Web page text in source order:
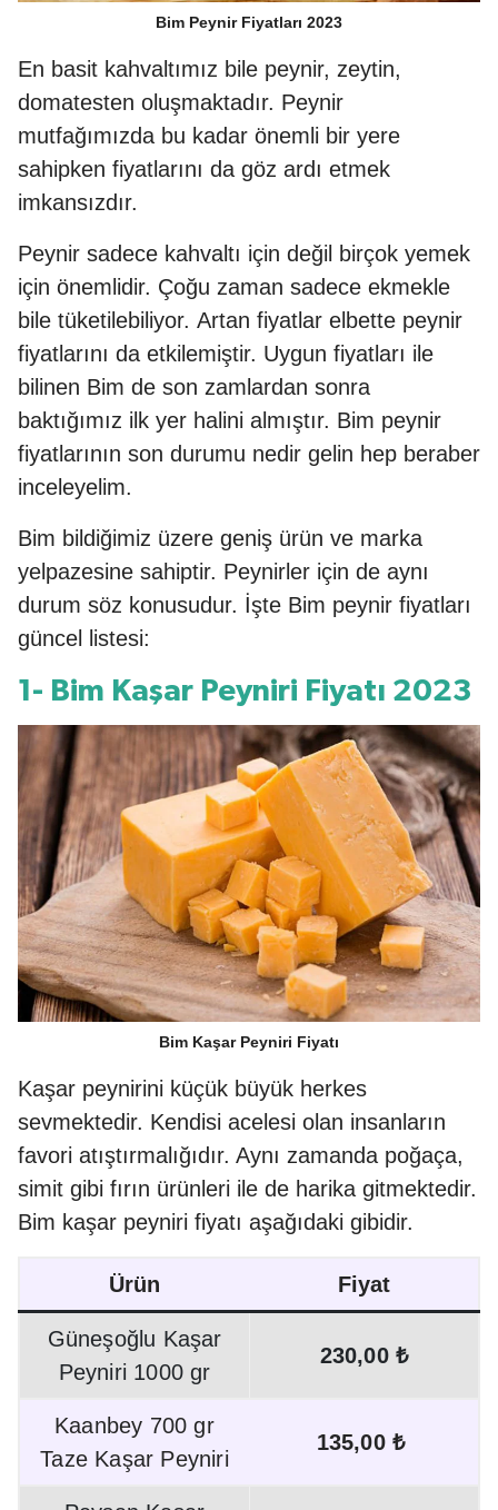
Bim Peynir Fiyatları 2023
En basit kahvaltımız bile peynir, zeytin,
domatesten oluşmaktadır. Peynir
mutfağımızda bu kadar önemli bir yere
sahipken fiyatlarını da göz ardı etmek
imkansızdır.
Peynir sadece kahvaltı için değil birçok yemek
için önemlidir. Çoğu zaman sadece ekmekle
bile tüketilebiliyor. Artan fiyatlar elbette peynir
fiyatlarını da etkilemiştir. Uygun fiyatları ile
bilinen Bim de son zamlardan sonra
baktığımız ilk yer halini almıştır. Bim peynir
fiyatlarının son durumu nedir gelin hep beraber
inceleyelim.
Bim bildiğimiz üzere geniş ürün ve marka
yelpazesine sahiptir. Peynirler için de aynı
durum söz konusudur. İşte Bim peynir fiyatları
güncel listesi:
1- Bim Kaşar Peyniri Fiyatı 2023
Bim Kaşar Peyniri Fiyatı
Kaşar peynirini küçük büyük herkes
sevmektedir. Kendisi acelesi olan insanların
favori atıştırmalığıdır. Aynı zamanda poğaça,
simit gibi fırın ürünleri ile de harika gitmektedir.
Bim kaşar peyniri fiyatı aşağıdaki gibidir.
Ürün Fiyat
Güneşoğlu Kaşar
Peyniri 1000 gr
230,00 ₺
Kaanbey 700 gr
Taze Kaşar Peyniri
135,00 ₺